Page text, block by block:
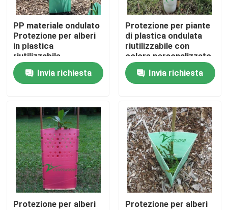
Su di noi
Visita alla fabbrica
Controllo della qualità
Chiedi un preventivo
Scatole ondulate di verdure
Contenitori ondulati di frutta
Guardia di plastica ondulata dell'albero
PP materiale ondulato
Protezione per alberi
in plastica
riutilizzabile
Protezione contro gli
animaliInvia richiesta
Protezione per piante
di plastica ondulata
riutilizzabile con
colore personalizzato
Invia richiesta
Protezione per alberi
Protezione per alberi